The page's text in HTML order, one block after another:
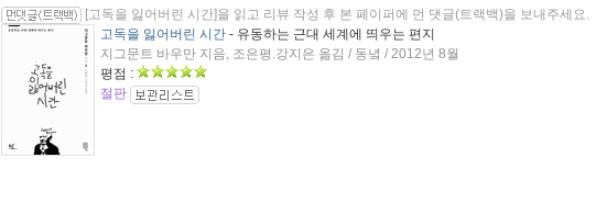
[고독을 잃어버린 시간]을 읽고 리뷰 작성 후 본 페이퍼에 먼 댓글(트랙백)을 보내주세요.
고독을 잃어버린 시간 - 유동하는 근대 세계에 띄우는 편지
지그문트 바우만 지음, 조은평.강지은 옮김 / 동녘 / 2012년 8월
평점 :
절판